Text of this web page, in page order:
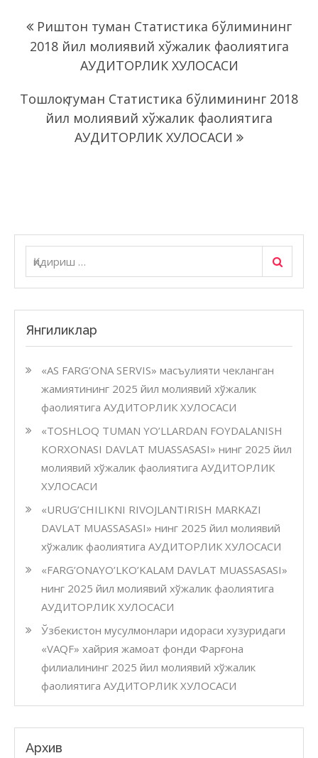
по
записям
Риштон туман Статистика бўлимининг
2018 йил молиявий хўжалик фаолиятига
АУДИТОРЛИК ХУЛОСАСИ
Тошлоқ туман Статистика бўлимининг 2018
йил молиявий хўжалик фаолиятига
АУДИТОРЛИК ХУЛОСАСИ
Янгиликлар
«AS FARG’ONA SERVIS» масъулияти чекланган
жамиятининг 2025 йил молиявий хўжалик
фаолиятига АУДИТОРЛИК ХУЛОСАСИ
«TOSHLOQ TUMAN YO’LLARDAN FOYDALANISH
KORXONASI DAVLAT MUASSASASI» нинг 2025 йил
молиявий хўжалик фаолиятига АУДИТОРЛИК
ХУЛОСАСИ
«URUG’CHILIKNI RIVOJLANTIRISH MARKAZI
DAVLAT MUASSASASI» нинг 2025 йил молиявий
хўжалик фаолиятига АУДИТОРЛИК ХУЛОСАСИ
«FARG’ONAYO’LKO’KALAM DAVLAT MUASSASASI»
нинг 2025 йил молиявий хўжалик фаолиятига
АУДИТОРЛИК ХУЛОСАСИ
Ўзбекистон мусулмонлари идораси хузуридаги
«VAQF» хайрия жамоат фонди Фарғона
филиалининг 2025 йил молиявий хўжалик
фаолиятига АУДИТОРЛИК ХУЛОСАСИ
Архив